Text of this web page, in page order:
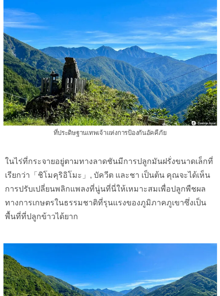
ที่ประดิษฐานเทพเจ้าแห่งการป้องกันอัคคีภัย
ในไร่ที่กระจายอยู่ตามทางลาดชันมีการปลูกมันฝรั่งขนาดเล็กที่
เรียกว่า「ชิโมคุริอิโมะ」, บัควีต และชา เป็นต้น คุณจะได้เห็น
การปรับเปลี่ยนพลิกแพลงที่นู่นที่นี่ให้เหมาะสมเพื่อปลูกพืชผล
ทางการเกษตรในธรรมชาติที่รุนแรงของภูมิภาคภูเขาซึ่งเป็น
พื้นที่ที่ปลูกข้าวได้ยาก